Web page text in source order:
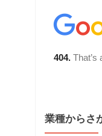
業種からさ